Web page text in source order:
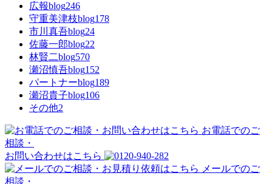
広報blog246
守重美津枝blog178
市川真吾blog24
佐藤一郎blog22
林賢二blog570
瀬沼慎吾blog152
パートナーblog189
瀬沼貴子blog106
その他2
お電話でのご
相談・
お問い合わせはこちら
メールでのご
相談・